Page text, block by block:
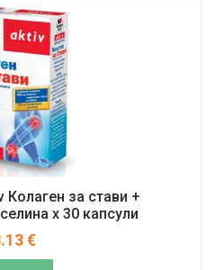
Колаген за стави +
x 30 капсули
€